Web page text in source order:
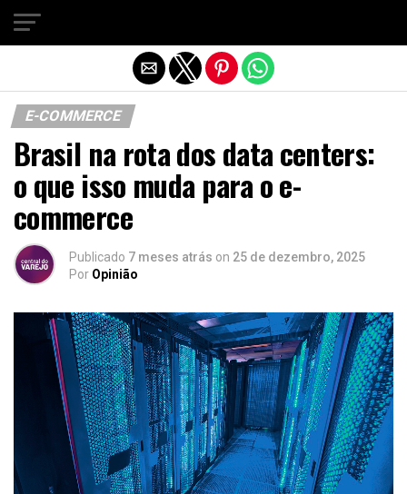
E-COMMERCE
Brasil na rota dos data centers:
o que isso muda para o e-
commerce
Publicado 7 meses atrás on 25 de dezembro, 2025
Por Opinião